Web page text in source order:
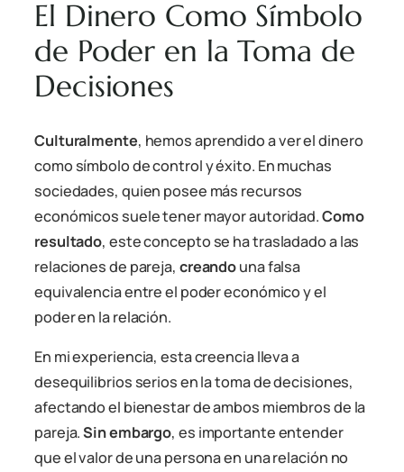
El Dinero Como Símbolo
de Poder en la Toma de
Decisiones
Culturalmente, hemos aprendido a ver el dinero
como símbolo de control y éxito. En muchas
sociedades, quien posee más recursos
económicos suele tener mayor autoridad.Como
resultado, este concepto se ha trasladado a las
relaciones de pareja, creandouna falsa
equivalencia entre el poder económico y el
poder en la relación.
En mi experiencia, esta creencia lleva a
desequilibrios serios en la toma de decisiones,
afectando el bienestar de ambos miembros de la
pareja.Sin embargo, es importante entender
que el valor de una persona en una relación no